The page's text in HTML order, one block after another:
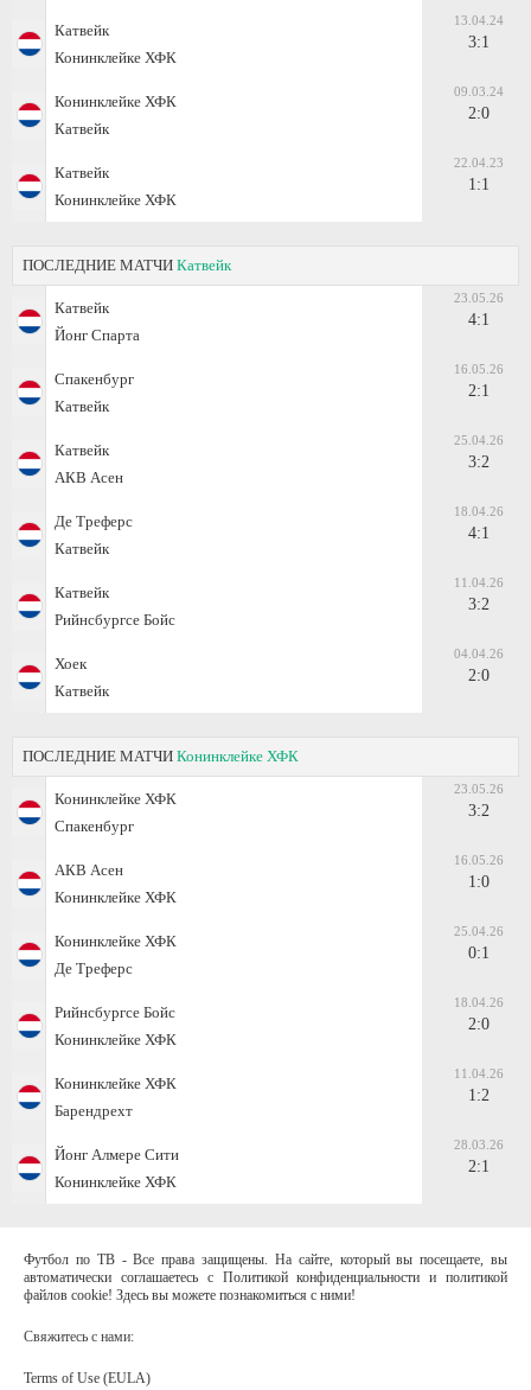
Катвейк
Конинклейке ХФК
13.04.24
3:1
Конинклейке ХФК
Катвейк
09.03.24
2:0
Катвейк
Конинклейке ХФК
22.04.23
1:1
ПОСЛЕДНИЕ МАТЧИ Катвейк
Катвейк
Йонг Спарта
23.05.26
4:1
Спакенбург
Катвейк
16.05.26
2:1
Катвейк
АКВ Асен
25.04.26
3:2
Де Треферс
Катвейк
18.04.26
4:1
Катвейк
Рийнсбургсе Бойс
11.04.26
3:2
Хоек
Катвейк
04.04.26
2:0
ПОСЛЕДНИЕ МАТЧИ Конинклейке ХФК
Конинклейке ХФК
Спакенбург
23.05.26
3:2
АКВ Асен
Конинклейке ХФК
16.05.26
1:0
Конинклейке ХФК
Де Треферс
25.04.26
0:1
Рийнсбургсе Бойс
Конинклейке ХФК
18.04.26
2:0
Конинклейке ХФК
Барендрехт
11.04.26
1:2
Йонг Алмере Сити
Конинклейке ХФК
28.03.26
2:1
Футбол по ТВ - Все права защищены. На сайте, который вы посещаете, вы
автоматически соглашаетесь с Политикой конфиденциальности и политикой
файлов cookie! Здесь вы можете познакомиться с ними!
Свяжитесь с нами:
Terms of Use (EULA)